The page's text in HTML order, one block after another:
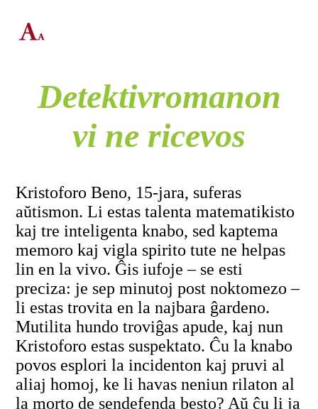
Detektivromanon
vi ne ricevos
Kristoforo Beno, 15-jara, suferas
aŭtismon. Li estas talenta matematikisto
kaj tre inteligenta knabo, sed kaptema
memoro kaj vigla spirito tute ne helpas
lin en la vivo. Ĝis iufoje – se esti
preciza: je sep minutoj post noktomezo –
li estas trovita en la najbara ĝardeno.
Mutilita hundo troviĝas apude, kaj nun
Kristoforo estas suspektato. Ĉu la knabo
povos esplori la incidenton kaj pruvi al
aliaj homoj, ke li havas neniun rilaton al
la morto de sendefenda besto? Aŭ ĉu li ja